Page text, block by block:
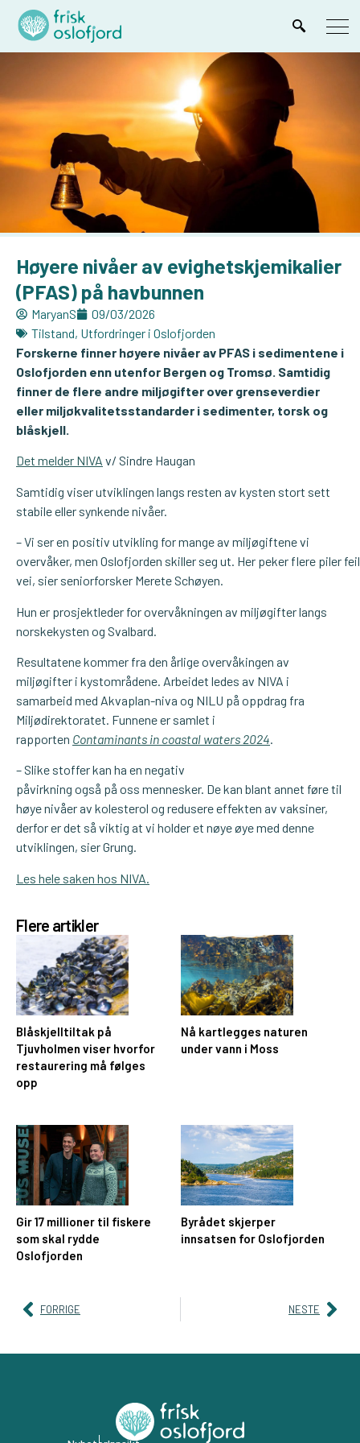
Høyere nivåer av evighetskjemikalier
(PFAS) på havbunnen
MaryanS
09/03/2026
Tilstand, Utfordringer i Oslofjorden
Forskerne finner høyere nivåer av PFAS i sedimentene i
Oslofjorden enn utenfor Bergen og Tromsø. Samtidig
finner de flere andre miljøgifter over grenseverdier
eller miljøkvalitetsstandarder i sedimenter, torsk og
blåskjell.
Det melder NIVA v/ Sindre Haugan
Samtidig viser utviklingen langs resten av kysten stort sett
stabile eller synkende nivåer.
– Vi ser en positiv utvikling for mange av miljøgiftene vi
overvåker, men Oslofjorden skiller seg ut. Her peker flere piler feil
vei, sier seniorforsker Merete Schøyen.
Hun er prosjektleder for overvåkningen av miljøgifter langs
norskekysten og Svalbard.
Resultatene kommer fra den årlige overvåkingen av
miljøgifter i kystområdene. Arbeidet ledes av NIVA i
samarbeid med Akvaplan-niva og NILU på oppdrag fra
Miljødirektoratet. Funnene er samlet i
rapporten Contaminants in coastal waters 2024.
– Slike stoffer kan ha en negativ
påvirkning også på oss mennesker. De kan blant annet føre til
høye nivåer av kolesterol og redusere effekten av vaksiner,
derfor er det så viktig at vi holder et nøye øye med denne
utviklingen, sier Grung.
Les hele saken hos NIVA.
Flere artikler
Blåskjelltiltak på
Tjuvholmen viser hvorfor
restaurering må følges
opp
Nå kartlegges naturen
under vann i Moss
Gir 17 millioner til fiskere
som skal rydde
Oslofjorden
Byrådet skjerper
innsatsen for Oslofjorden
FORRIGE NESTE